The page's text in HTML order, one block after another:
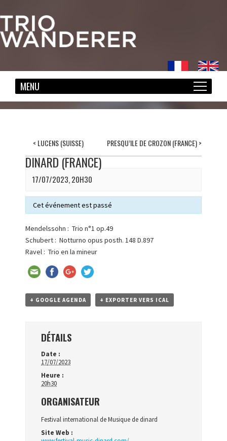
< LUCENS (SUISSE) PRESQU’ILE DE CROZON (FRANCE)>
DINARD (FRANCE)
17/07/2023, 20H30
Cet événement est passé
Mendelssohn : Trio n°1 op.49
Schubert : Notturno opus posth. 148 D.897
Ravel : Trio en la mineur
+ GOOGLE AGENDA + EXPORTER VERS ICAL
DÉTAILS
Date :
17/07/2023
Heure :
20h30
ORGANISATEUR
Festival international de Musique de dinard
Site Web :